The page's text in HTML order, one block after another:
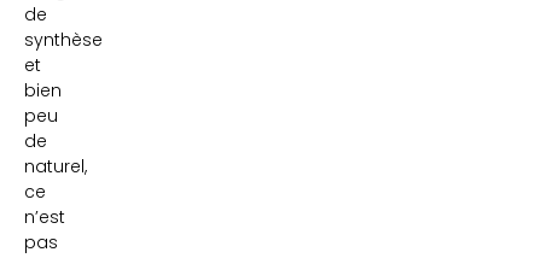
de
synthèse
et
bien
peu
de
naturel,
ce
n’est
pas